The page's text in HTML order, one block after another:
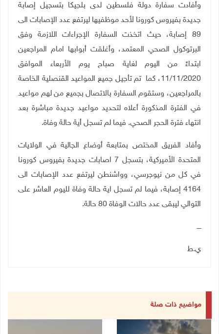
وأفادت سفارة دولة فلسطين لدى بلجيكا بتسجيل إصابة
جديدة بفيروس كورونا لأحد موظفيها ليرتفع عدد الإصابات الى
89 إصابة، حيث اتخذت السفارة الإجراءات اللازمة وفق
البرتوكول الصحي المعتمد، وأغلقت أبوابها امام المراجعين
ابتداءً من اليوم لغاية صباح يوم الأربعاء الموافق
11/11/2020، كما تم تأجيل جميع المواعيد القنصلية الخاصة
بالمراجعين، وستقوم السفارة بالاتصال بجميع من لهم مواعيد
في الفترة المذكورة أعلاه لتحديد مواعيد جديدة مباشرة بعد
انتهاء فترة الحجر الصحي. فيما لم تسجل أية حالة وفاة.
وأفاد الفريق المختص بمتابعة أوضاع الجالية في الولايات
المتحدة الأميركية، بتسجل 7 اصابات جديدة بفيروس كورونا
في كل من نيوجرسي، وواشنطن ليرتفع عدد الإصابات الى
4164 إصابة، فيما لم تسجل اية حالة وفاة لليوم العاشر على
التوالي ليبقى عدد حالات الوفاة 80 حالة
.
ــــ
ي.ط
مواضيع ذات صلة